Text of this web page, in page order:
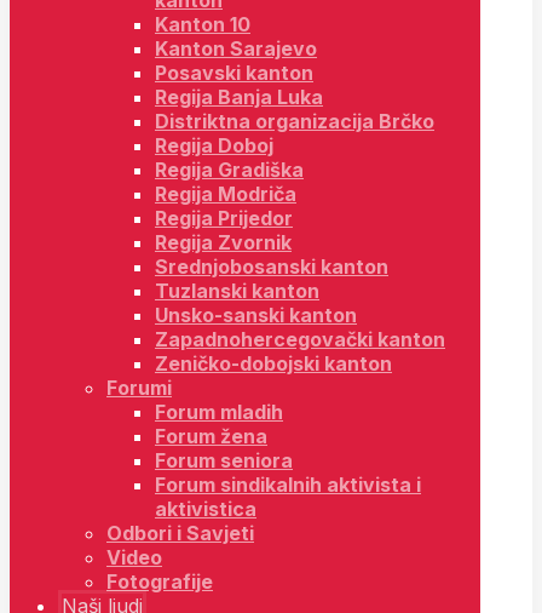
Kanton 10
Kanton Sarajevo
Posavski kanton
Regija Banja Luka
Distriktna organizacija Brčko
Regija Doboj
Regija Gradiška
Regija Modriča
Regija Prijedor
Regija Zvornik
Srednjobosanski kanton
Tuzlanski kanton
Unsko-sanski kanton
Zapadnohercegovački kanton
Zeničko-dobojski kanton
Forumi
Forum mladih
Forum žena
Forum seniora
Forum sindikalnih aktivista i
aktivistica
Odbori i Savjeti
Video
Fotografije
Naši ljudi